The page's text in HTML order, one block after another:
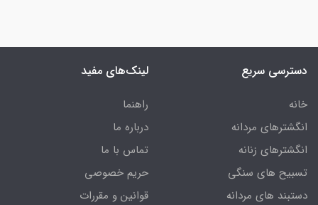
دسترسی سریع
خانه
انگشترهای مردانه
انگشترهای زنانه
تسبیح های سنگی
دستبند های مردانه
لینک‌های مفید
راهنما
درباره ما
تماس با ما
حریم خصوصی
قوانین و مقررات